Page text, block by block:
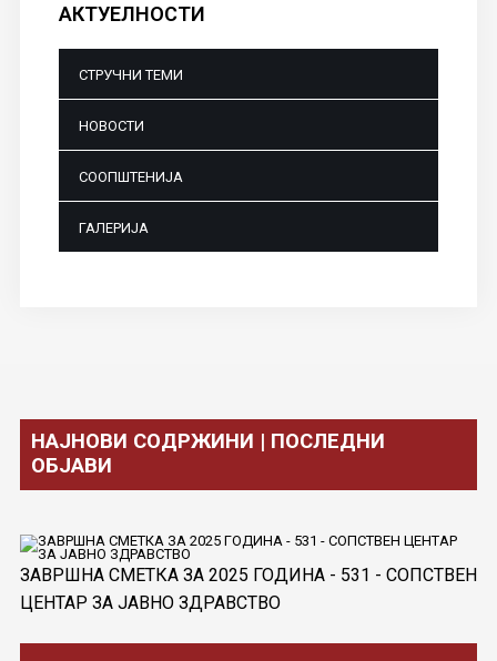
АКТУЕЛНОСТИ
СТРУЧНИ ТЕМИ
НОВОСТИ
СООПШТЕНИЈА
ГАЛЕРИЈА
НАЈНОВИ СОДРЖИНИ | ПОСЛЕДНИ
ОБЈАВИ
ЗАВРШНА СМЕТКА ЗА 2025 ГОДИНА - 531 - СОПСТВЕН
ЦЕНТАР ЗА ЈАВНО ЗДРАВСТВО